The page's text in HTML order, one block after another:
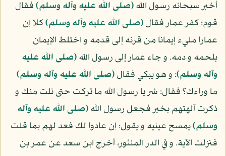
أخبر سبحانه رسول الله(صلى الله عليه وآله وسلم)فقال
قوم: كفر عمار فقال(صلى الله عليه وآله وسلم)كلا إن
عمارا مليء إيمانا من قرنه إلى قدمه و اختلط الإيمان
بلحمه و دمه. و جاء عمار إلى رسول الله(صلى الله عليه
وآله وسلم): و هو يبكي فقال(صلى الله عليه وآله وسلم)
ما وراءك؟ فقال: شر يا رسول الله ما تركت حتى نلت منك و
ذكرت آلهتهم بخير فجعل رسول الله(صلى الله عليه وآله
وسلم)يمسح عينيه و يقول: إن عادوا لك فعد لهم بما قلت
فنزلت الآية. و في الدر المنثور، أخرج ابن سعد عن عمر بن